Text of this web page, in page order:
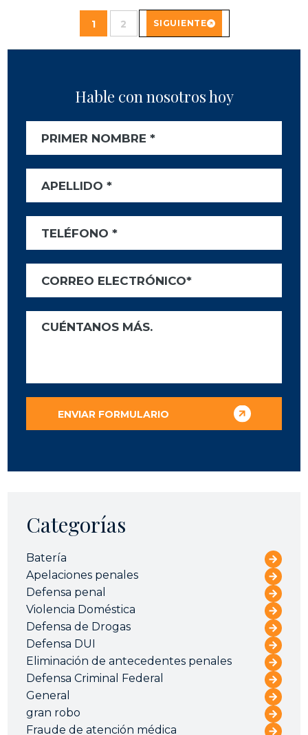
1 2 SIGUIENTE
Hable con nosotros hoy
Categorías
Batería
Apelaciones penales
Defensa penal
Violencia Doméstica
Defensa de Drogas
Defensa DUI
Eliminación de antecedentes penales
Defensa Criminal Federal
General
gran robo
Fraude de atención médica